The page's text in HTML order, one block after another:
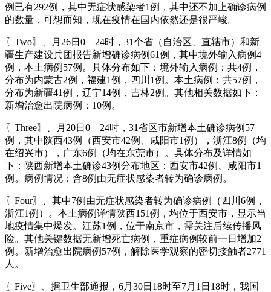
例已有292例，其中无症状感染者1例，其中还不加上确诊病例
的数量，可想而知，现在疫情在国内依然还是很严峻。
〖Two〗、月26日0—24时，31个省（自治区、直辖市）和新
疆生产建设兵团报告新增确诊病例61例，其中境外输入病例4
例，本土病例57例。具体分布如下：境外输入病例：共4例，
分布为内蒙古2例，福建1例，四川1例。本土病例：共57例，
分布为新疆41例，辽宁14例，吉林2例。其他相关数据如下：
新增治愈出院病例：10例。
〖Three〗、月20日0—24时，31省区市新增本土确诊病例57
例，其中陕西43例（西安市42例、咸阳市1例），浙江8例（均
在绍兴市），广东6例（均在东莞市）。具体分布及详情如
下：陕西新增本土确诊43例分布地区：西安市42例、咸阳市1
例。病例情况：含8例由无症状感染者转为确诊病例。
〖Four〗、其中7例由无症状感染者转为确诊病例（四川6例，
浙江1例）。本土病例详情陕西151例，均位于西安市，显示当
地疫情集中爆发。江苏1例，位于南京市，需关注后续传播风
险。其他关键数据无新增死亡病例，重症病例较前一日增加2
例。新增治愈出院病例57例，解除医学观察的密切接触者2771
人。
〖Five〗、据卫生部通报，6月30日18时至7月1日18时，我国